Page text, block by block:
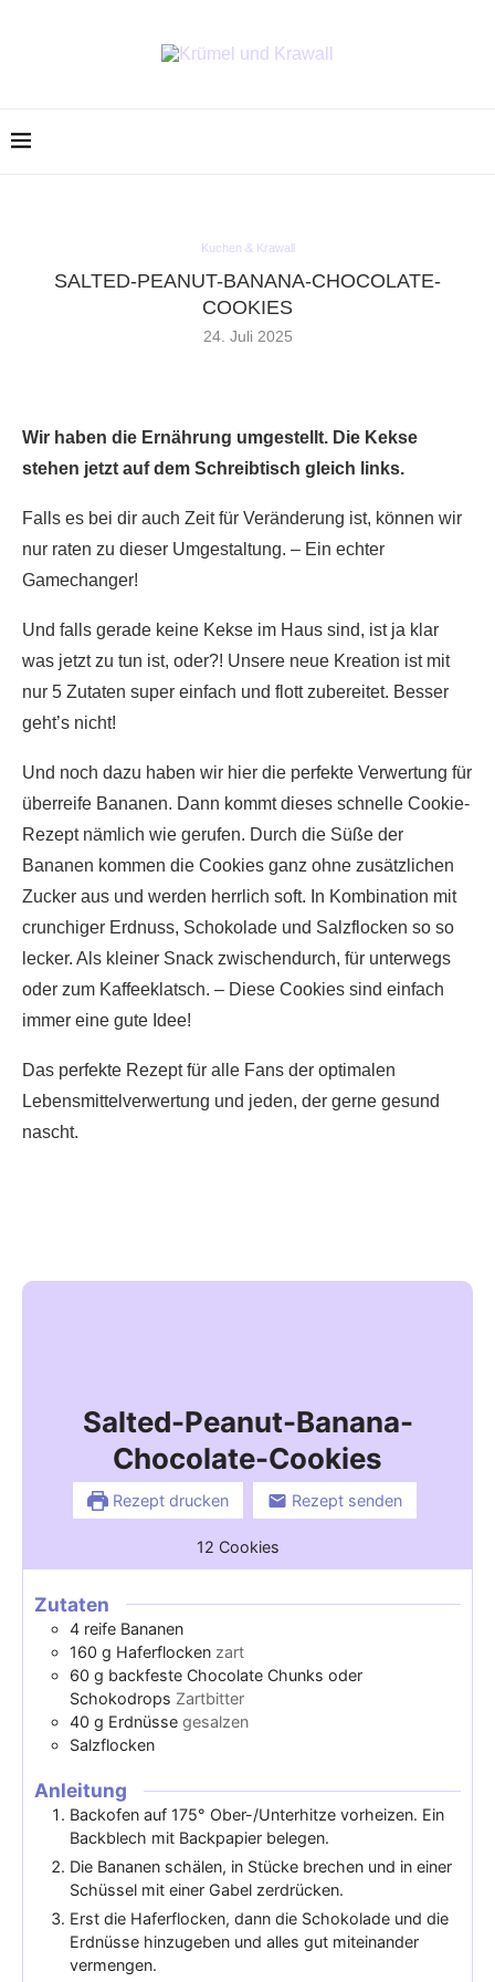
Kuchen & Krawall
SALTED-PEANUT-BANANA-CHOCOLATE-
COOKIES
24. Juli 2025
Wir haben die Ernährung umgestellt. Die Kekse
stehen jetzt auf dem Schreibtisch gleich links.
Falls es bei dir auch Zeit für Veränderung ist, können wir
nur raten zu dieser Umgestaltung. – Ein echter
Gamechanger!
Und falls gerade keine Kekse im Haus sind, ist ja klar
was jetzt zu tun ist, oder?! Unsere neue Kreation ist mit
nur 5 Zutaten super einfach und flott zubereitet. Besser
geht’s nicht!
Und noch dazu haben wir hier die perfekte Verwertung für
überreife Bananen. Dann kommt dieses schnelle Cookie-
Rezept nämlich wie gerufen. Durch die Süße der
Bananen kommen die Cookies ganz ohne zusätzlichen
Zucker aus und werden herrlich soft. In Kombination mit
crunchiger Erdnuss, Schokolade und Salzflocken so so
lecker. Als kleiner Snack zwischendurch, für unterwegs
oder zum Kaffeeklatsch. – Diese Cookies sind einfach
immer eine gute Idee!
Das perfekte Rezept für alle Fans der optimalen
Lebensmittelverwertung und jeden, der gerne gesund
nascht.
Salted-Peanut-Banana-
Chocolate-Cookies
Rezept drucken Rezept senden
12 Cookies
Zutaten
4 reife Bananen
160 g Haferflocken zart
60 g backfeste Chocolate Chunks oder
Schokodrops Zartbitter
40 g Erdnüsse gesalzen
Salzflocken
Anleitung
Backofen auf 175° Ober-/Unterhitze vorheizen. Ein
Backblech mit Backpapier belegen.
Die Bananen schälen, in Stücke brechen und in einer
Schüssel mit einer Gabel zerdrücken.
Erst die Haferflocken, dann die Schokolade und die
Erdnüsse hinzugeben und alles gut miteinander
vermengen.